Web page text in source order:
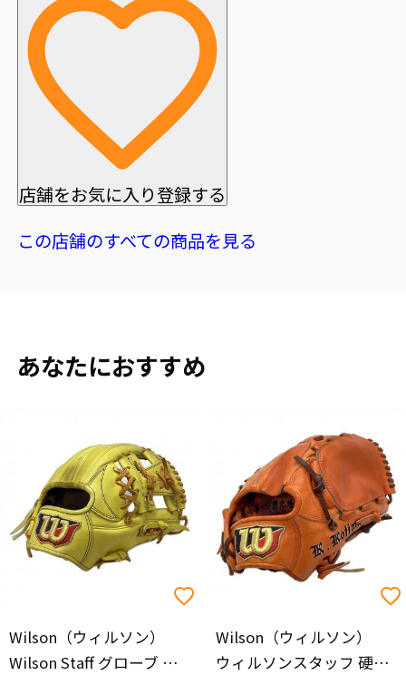
店舗をお気に入り登録する
この店舗のすべての商品を見る
あなたにおすすめ
Wilson（ウィルソン）
Wilson Staff グローブ イエロー
Wilson（ウィルソン）
ウィルソンスタッフ 硬式グローブ